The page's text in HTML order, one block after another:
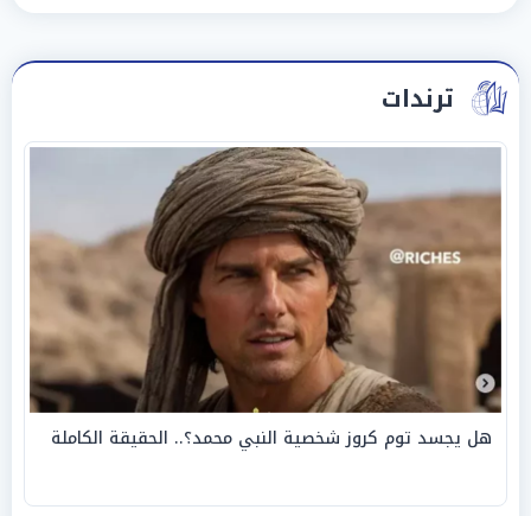
ترندات
هل يجسد توم كروز شخصية النبي محمد؟.. الحقيقة الكاملة